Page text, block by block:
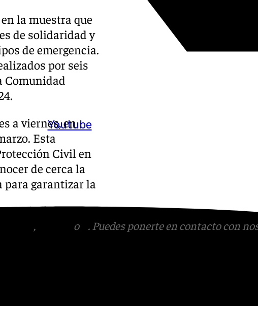
Youtube
la muestra que
de solidaridad y
de emergencia.
por seis
Comunidad
a viernes, en
Esta
Civil en
de cerca la
para garantizar la
, o
. Puedes ponerte en contacto con